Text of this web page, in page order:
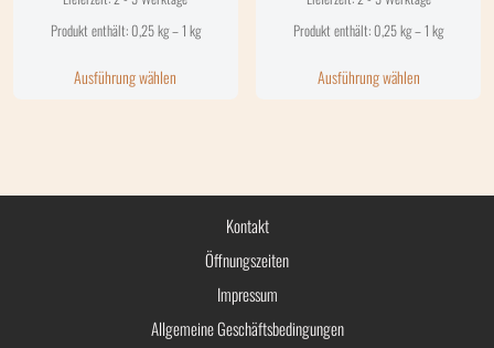
Produkt enthält: 0,25kg– 1 kg
Ausführung wählen
Produkt enthält: 0,25kg– 1kg
Ausführung wählen
Kontakt
Öffnungszeiten
Impressum
Allgemeine Geschäftsbedingungen